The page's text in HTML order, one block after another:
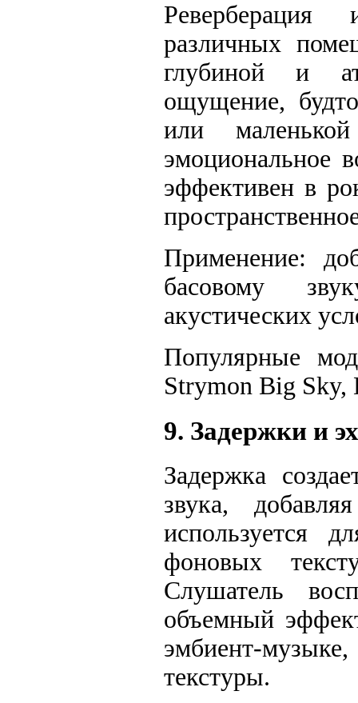
Реверберация
различных
глубиной и
ощущение,
или
эмоциональное
эффективен в
Применение:
басовому
акустических
Популярные
Strymon Big Sky,
9. Задержки и
Задержка
звука,
используется
фоновых
Слушатель
объемный
эмбиент-
текстуры.